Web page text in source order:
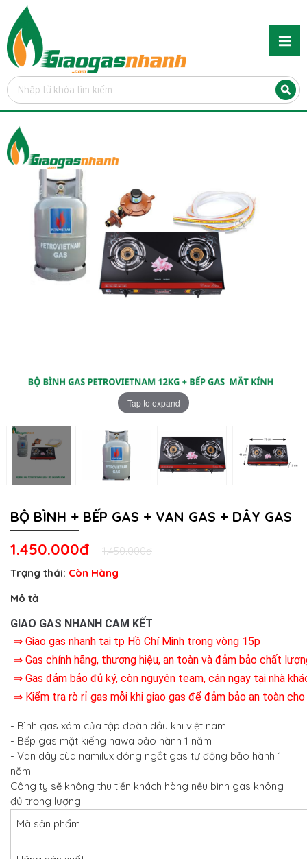
Tap to expand
BỘ BÌNH + BẾP GAS + VAN GAS + DÂY GAS
1.450.000đ
1.450.000đ
Trạng thái: Còn Hàng
Mô tả
GIAO GAS NHANH CAM KẾT
⇒ Giao gas nhanh tại tp Hồ Chí Minh trong vòng 15p
⇒ Gas chính hãng, thương hiệu, an toàn và đảm bảo chất
⇒ Gas đảm bảo đủ ký, còn nguyên team, cân ngay tại nhà
⇒ Kiểm tra rò rỉ gas mỗi khi giao gas để đảm bảo an toàn
- Bình gas xám của tập đoàn dầu khi việt nam
- Bếp gas mặt kiếng nawa bảo hành 1 năm
- Van dây cùa namilux đóng ngắt gas tự động bảo hành 1
năm
Công ty sẽ không thu tiền khách hàng nếu bình gas không
đủ trọng lượng.
Mã sản phẩm